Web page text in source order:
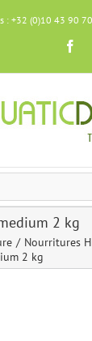
: +32 (0)10 43 90 70
2 kg
Nourritures
2 kg